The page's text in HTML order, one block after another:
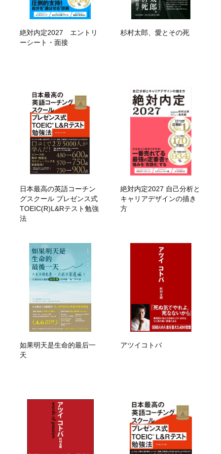
絶対内定2027 エントリ
ーシート・面接
杉村太郎、愛とその死
日本最高の英語コーチン
グスクール プレゼンス式
TOEIC(R)L&Rテスト勉強
法
絶対内定2027 自己分析と
キャリアデザインの描き
方
如果明天是生命的最后一
天
アツイコトバ